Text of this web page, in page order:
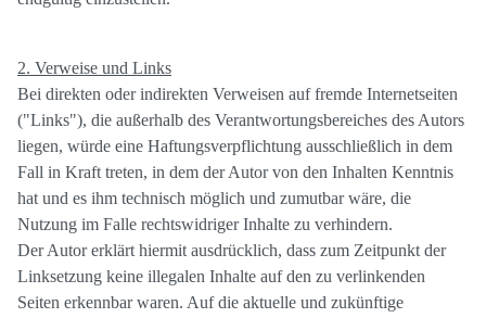
2. Verweise und Links
Bei direkten oder indirekten Verweisen auf fremde Internetseiten
("Links"), die außerhalb des Verantwortungsbereiches des Autors
liegen, würde eine Haftungsverpflichtung ausschließlich in dem
Fall in Kraft treten, in dem der Autor von den Inhalten Kenntnis
hat und es ihm technisch möglich und zumutbar wäre, die
Nutzung im Falle rechtswidriger Inhalte zu verhindern.
Der Autor erklärt hiermit ausdrücklich, dass zum Zeitpunkt der
Linksetzung keine illegalen Inhalte auf den zu verlinkenden
Seiten erkennbar waren. Auf die aktuelle und zukünftige